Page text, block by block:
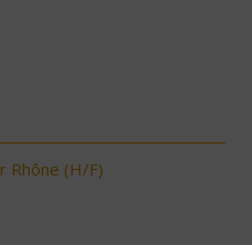
Rhône (H/F)